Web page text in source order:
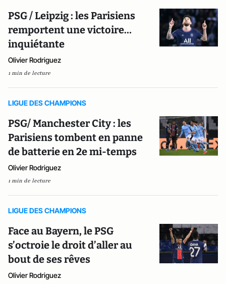
PSG / Leipzig : les Parisiens
remportent une victoire…
inquiétante
Olivier Rodriguez
1 min de lecture
LIGUE DES CHAMPIONS
PSG/ Manchester City : les
Parisiens tombent en panne
de batterie en 2e mi-temps
Olivier Rodriguez
1 min de lecture
LIGUE DES CHAMPIONS
Face au Bayern, le PSG
s’octroie le droit d’aller au
bout de ses rêves
Olivier Rodriguez